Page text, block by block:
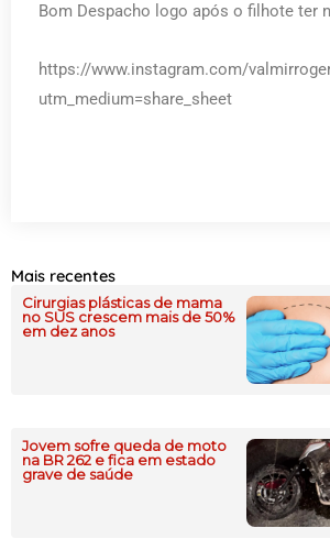
Bom Despacho logo após o filhote ter
https://www.instagram.com/
utm_medium=share_sheet
Mais recentes
Cirurgias plásticas de mama
no SUS crescem mais de 50%
em dez anos
Jovem sofre queda de moto
na BR 262 e fica em estado
grave de saúde